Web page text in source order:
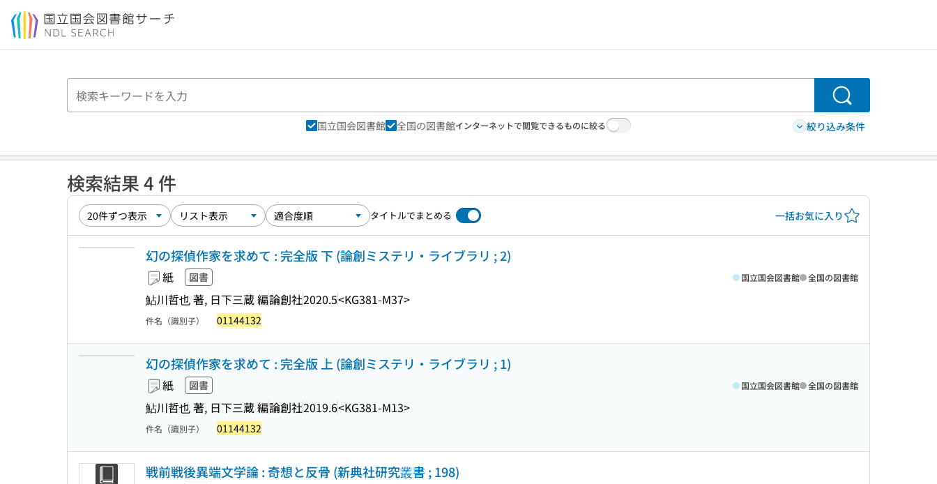
本文へ移動
検索
国立国会図書館 全国の図書館インターネットで閲覧できるものに絞る 絞り込み条件
検索結果 4 件
タイトルでまとめる 一括お気に入り
幻の探偵作家を求めて : 完全版 下 (論創ミステリ・ライブラリ ; 2)
紙 図書
鮎川哲也 著, 日下三蔵 編論創社2020.5<KG381-M37>
国立国会図書館 全国の図書館
件名（識別子） 01144132
幻の探偵作家を求めて : 完全版 上 (論創ミステリ・ライブラリ ; 1)
紙 図書
鮎川哲也 著, 日下三蔵 編論創社2019.6<KG381-M13>
国立国会図書館 全国の図書館
件名（識別子） 01144132
戦前戦後異端文学論 : 奇想と反骨 (新典社研究叢書 ; 198)